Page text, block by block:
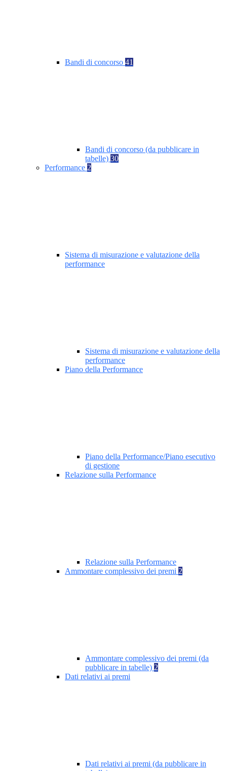
Bandi di concorso 41
Bandi di concorso (da pubblicare in
tabelle) 30
Performance 2
Sistema di misurazione e valutazione della
performance
Sistema di misurazione e valutazione della
performance
Piano della Performance
Piano della Performance/Piano esecutivo
di gestione
Relazione sulla Performance
Relazione sulla Performance
Ammontare complessivo dei premi 2
Ammontare complessivo dei premi (da
pubblicare in tabelle) 2
Dati relativi ai premi
Dati relativi ai premi (da pubblicare in